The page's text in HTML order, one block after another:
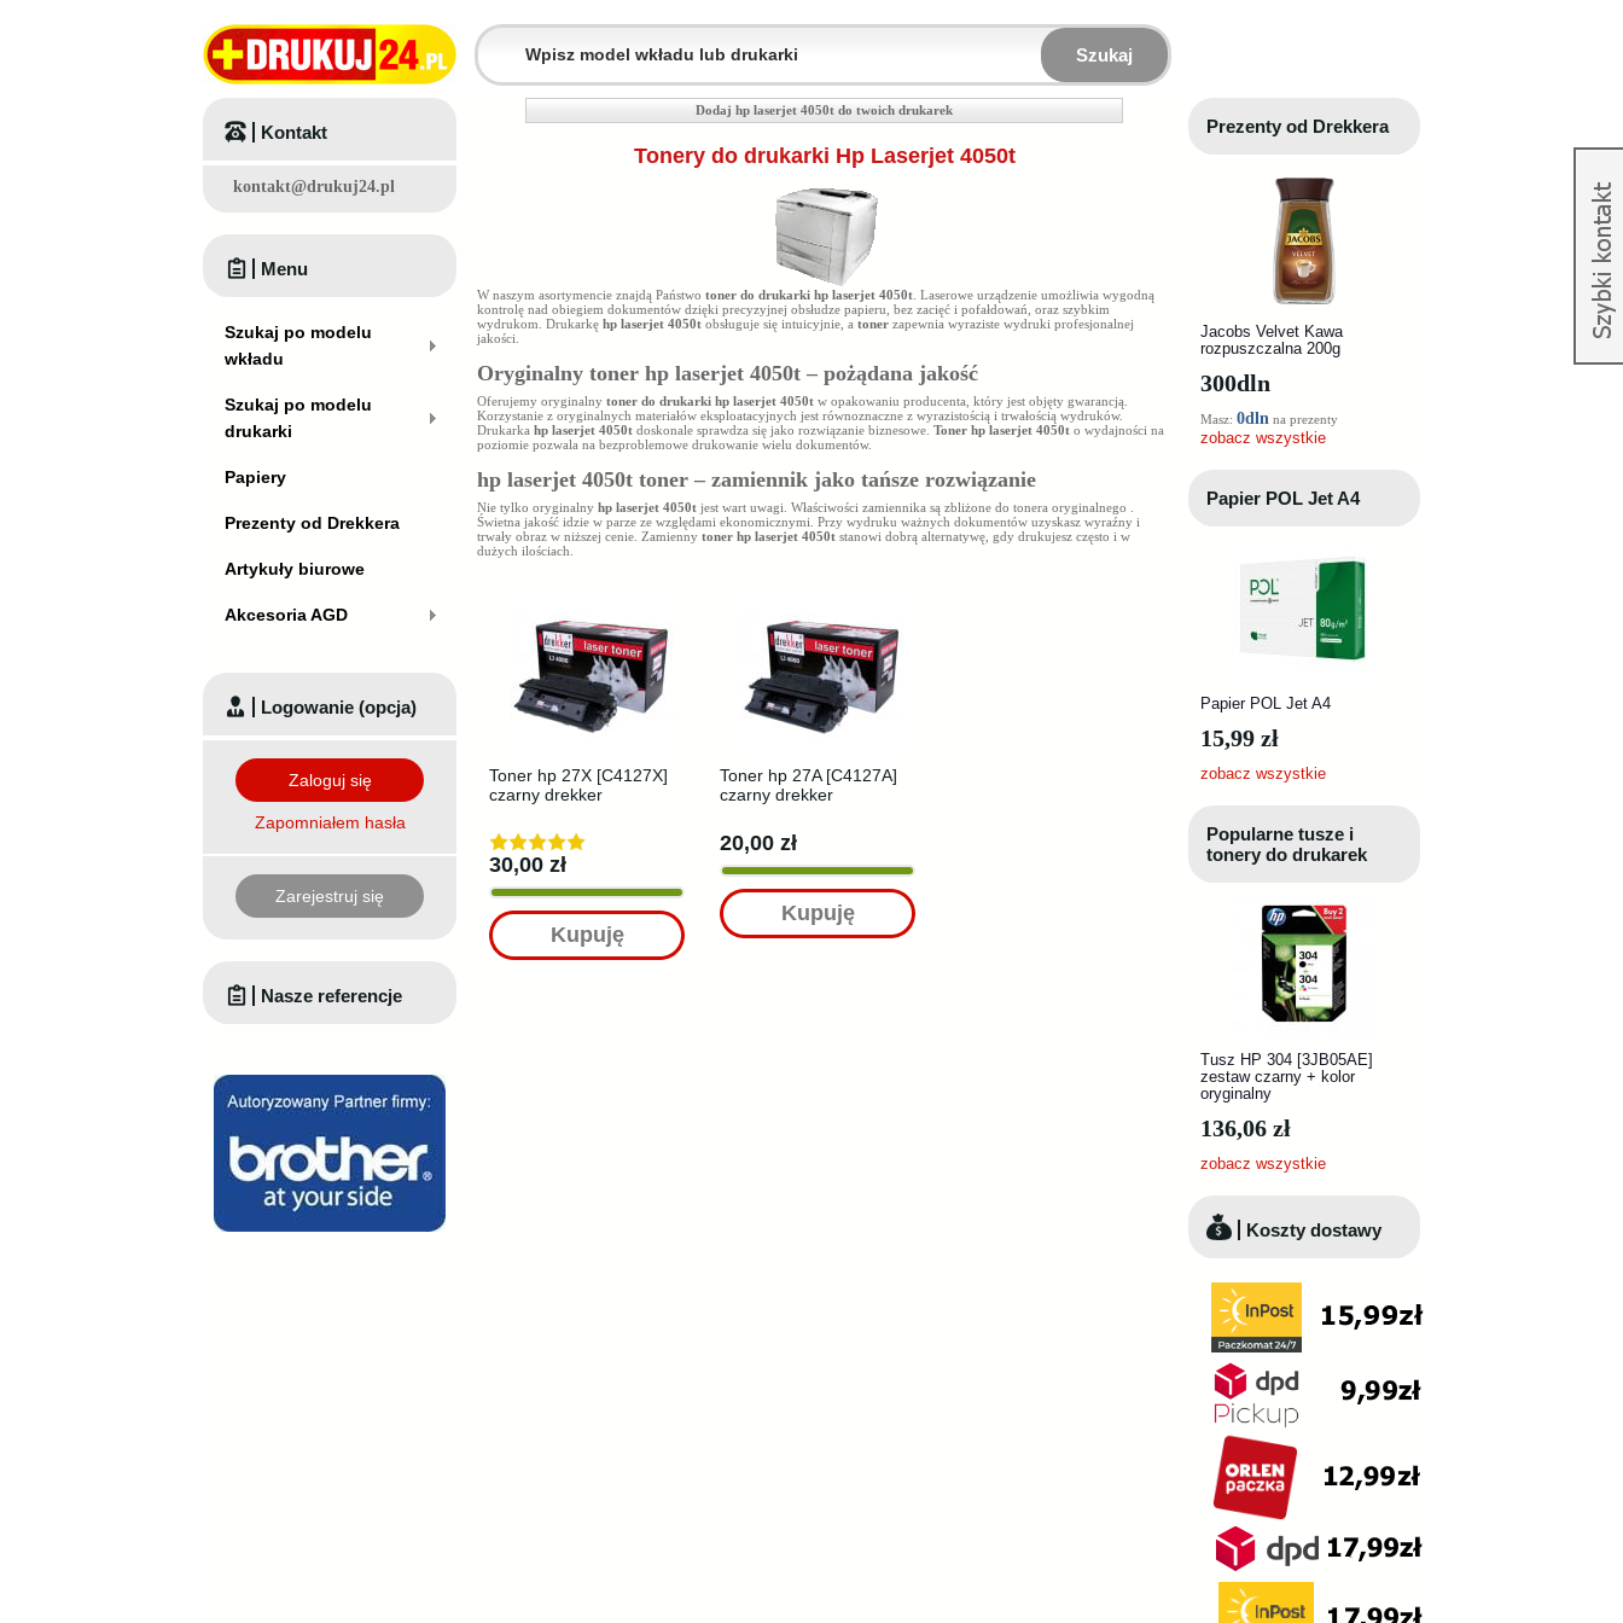
Szukaj
Dodaj hp laserjet 4050t do twoich drukarek
Tonery do drukarki Hp Laserjet 4050t
W naszym asortymencie znajdą Państwo toner do drukarki hp laserjet 4050t . Laserowe urządzenie umożliwia wygodną
kontrolę nad obiegiem dokumentów dzięki precyzyjnej obsłudze papieru, bez zacięć i pofałdowań, oraz szybkim
wydrukom. Drukarkę hp laserjet 4050t obsługuje się intuicyjnie, a toner zapewnia wyraziste wydruki profesjonalnej
jakości.
Oryginalny toner hp laserjet 4050t – pożądana jakość
Oferujemy oryginalny toner do drukarki hp laserjet 4050t w opakowaniu producenta, który jest objęty gwarancją.
Korzystanie z oryginalnych materiałów eksploatacyjnych jest równoznaczne z wyrazistością i trwałością wydruków.
Drukarka hp laserjet 4050t doskonale sprawdza się jako rozwiązanie biznesowe. Toner hp laserjet 4050t o wydajności na
poziomie pozwala na bezproblemowe drukowanie wielu dokumentów.
hp laserjet 4050t toner – zamiennik jako tańsze rozwiązanie
Nie tylko oryginalny hp laserjet 4050t jest wart uwagi. Właściwości zamiennika są zbliżone do tonera oryginalnego
Świetna jakość idzie w parze ze względami ekonomicznymi. Przy wydruku ważnych dokumentów uzyskasz wyraźny i
trwały obraz w niższej cenie. Zamienny toner hp laserjet 4050t stanowi dobrą alternatywę, gdy drukujesz często i w
dużych ilościach.
Toner hp 27X [C4127X]
czarny drekker
30,00 zł
Kupuję
Toner hp 27A [C4127A]
czarny drekker
20,00 zł
Kupuję
Kontakt
kontakt@drukuj24.pl
Menu
Szukaj po modelu
wkładu
Szukaj po modelu
drukarki
Papiery
Prezenty od Drekkera
Artykuły biurowe
Akcesoria AGD
Logowanie (opcja)
Zaloguj się
Zapomniałem hasła
Zarejestruj się
Nasze referencje
Prezenty od Drekkera
Jacobs Velvet Kawa
rozpuszczalna 200g
300dln
Masz: 0dln na prezenty
zobacz wszystkie
Papier POL Jet A4
Papier POL Jet A4
15,99 zł
zobacz wszystkie
Popularne tusze i
tonery do drukarek
Tusz HP 304 [3JB05AE]
zestaw czarny + kolor
oryginalny
136,06 zł
zobacz wszystkie
Koszty dostawy